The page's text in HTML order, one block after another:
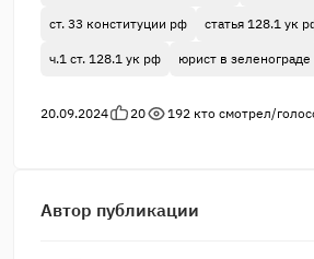
ст. 33 конституции рф статья 128.1 ук
ч.1 ст. 128.1 ук рф юрист в зеленограде
20.09.2024 20 192 кто смотрел/
Автор публикации